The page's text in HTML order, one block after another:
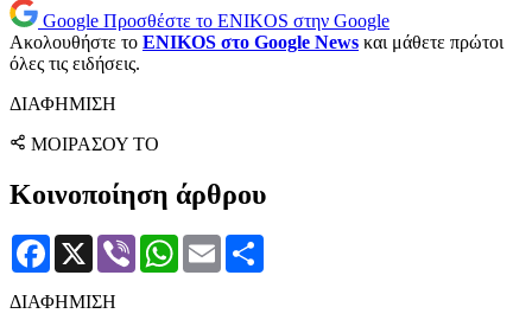
Google Προσθέστε το ENIKOS στην Google
Ακολουθήστε το ENIKOS στο Google News και μάθετε πρώτοι
όλες τις ειδήσεις.
ΔΙΑΦΗΜΙΣΗ
ΜΟΙΡΑΣΟΥ ΤΟ
Κοινοποίηση άρθρου
Facebook
X Viber WhatsApp
Email
ΔΙΑΦΗΜΙΣΗ